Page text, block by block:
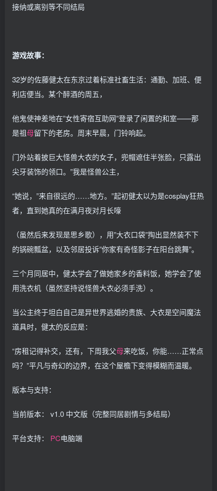
接纳或离别等不同结局
游戏故事：
32岁的佐藤健太在东京过着标准社畜生活：通勤、加班、便
利店便当。某个醉酒的周五，
他鬼使神差地在”女性寄宿互助网”登录了闲置的和室——那
是祖母留下的老房。周末早晨，门铃响起。
门外站着披巨大怪兽大衣的女子，兜帽遮住半张脸，只露出
尖牙装饰的领口。”我是怪兽公主，
“她说，”来自很远的……地方。”起初健太以为是cosplay狂热
者，直到她真的在满月夜对月长嚎
（虽然后来发现是思乡歌），用”大衣口袋”掏出显然装不下
的锅碗瓢盆，以及邻居投诉”你家有奇怪影子在阳台跳舞”。
三个月同居中，健太学会了做她家乡的香料饭，她学会了使
用洗衣机（虽然坚持说怪兽大衣必须手洗）。
当公主终于坦白自己是异世界逃婚的贵族、大衣是空间魔法
道具时，健太的反应是：
“房租记得补交，还有，下周我父母来吃饭，你能……正常点
吗？”平凡与奇幻的边界，在这个屋檐下变得模糊而温暖。
版本与支持：
当前版本： v1.0 中文版（完整同居剧情与多结局）
平台支持： PC电脑端